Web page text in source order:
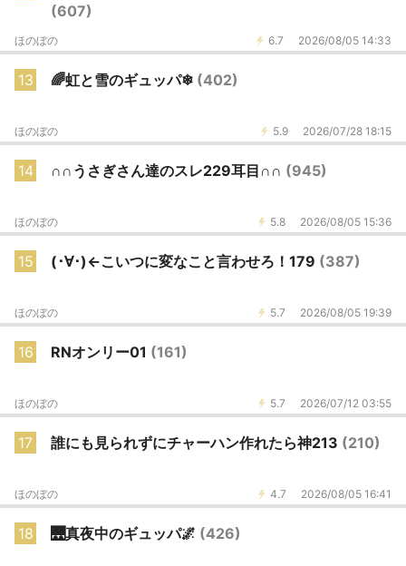
(607)
6.7 2026/08/05 14:33
ほのぼの
13 🌈虹と雪のギュッパ❄ (402)
5.9 2026/07/28 18:15
ほのぼの
14 ∩∩うさぎさん達のスレ229耳目∩∩ (945)
5.8 2026/08/05 15:36
ほのぼの
15 (･∀･)←こいつに変なこと言わせろ！179 (387)
5.7 2026/08/05 19:39
ほのぼの
16 RNオンリー01 (161)
5.7 2026/07/12 03:55
ほのぼの
17 誰にも見られずにチャーハン作れたら神213 (210)
4.7 2026/08/05 16:41
ほのぼの
18 🌉真夜中のギュッパ🌌 (426)